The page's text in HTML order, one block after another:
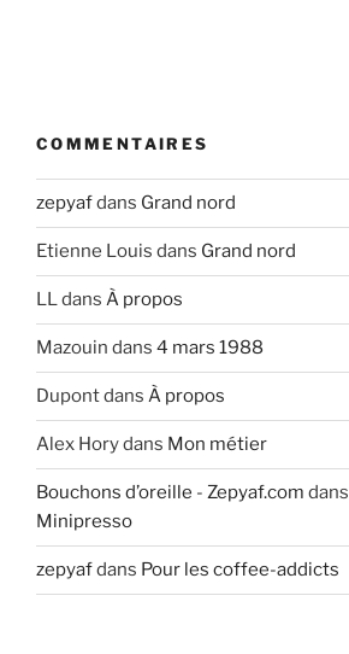
COMMENTAIRES
zepyafdans Grand nord
Etienne Louis dans Grand nord
LLdans À propos
Mazouin dans 4 mars 1988
Dupontdans À propos
Alex Horydans Mon métier
Bouchons d’oreille - Zepyaf.com dans
Minipresso
zepyafdans Pour les coffee-addicts